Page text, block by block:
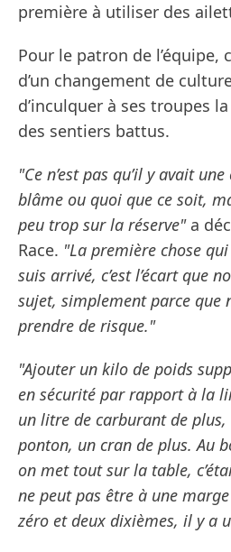
première à utiliser des
Pour le patron de l’équipe,
d’un changement de
d’inculquer à ses troupes
des sentiers battus.
"Ce n’est pas qu’il y avait
blâme ou quoi que ce soit,
peu trop sur la réserve"a
Race. "La première chose
suis arrivé, c’est l’écart que
sujet, simplement parce que
prendre de risque."
"Ajouter un kilo de poids
en sécurité par rapport à la
un litre de carburant de
ponton, un cran de plus. Au
on met tout sur la table,
ne peut pas être à une
zéro et deux dixièmes, il y a